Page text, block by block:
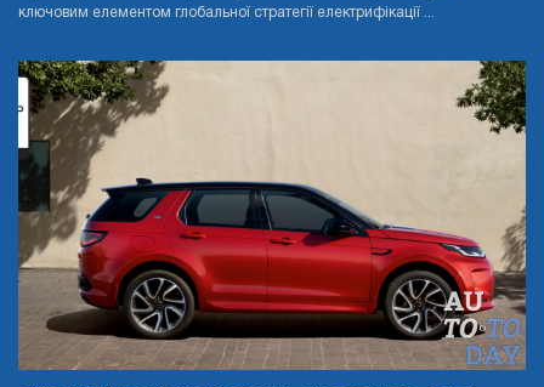
ключовим елементом глобальної стратегії електрифікації ...